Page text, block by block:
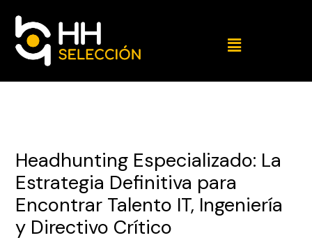
Headhunting Especializado: La
Estrategia Definitiva para
Encontrar Talento IT, Ingeniería
y Directivo Crítico